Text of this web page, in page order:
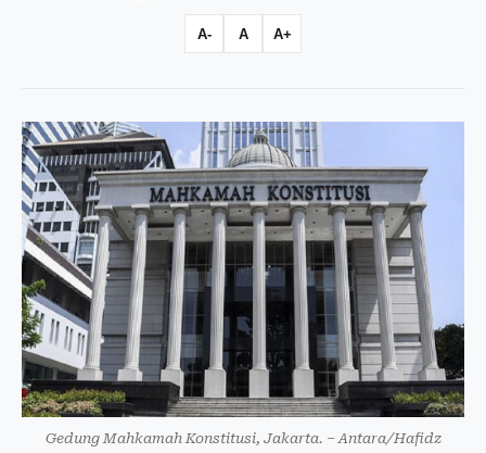
A- A A+
Gedung Mahkamah Konstitusi, Jakarta. – Antara/Hafidz